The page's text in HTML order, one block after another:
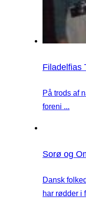
Filadelfias
På trods af
foreni ...
Sorø og
Dansk
har rødder i